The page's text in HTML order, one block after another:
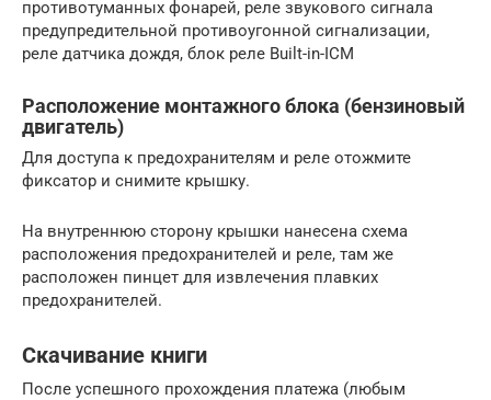
противотуманных фонарей, реле звукового сигнала
предупредитель­ной противоугонной сигнализации,
реле датчика дождя, блок реле Built-in-ICM
Расположение монтажного блока (бензиновый
двигатель)
Для доступа к предохранителям и реле отожмите
фиксатор и снимите крышку.
На внутреннюю сторону крышки нанесена схема
расположения предохранителей и реле, там же
расположен пинцет для извлечения плавких
предохранителей.
Скачивание книги
После успешного прохождения платежа (любым